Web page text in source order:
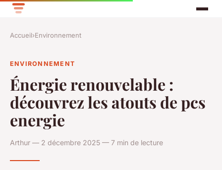
Accueil›Environnement
ENVIRONNEMENT
Énergie renouvelable :
découvrez les atouts de pcs
energie
Arthur — 2 décembre 2025 — 7 min de lecture